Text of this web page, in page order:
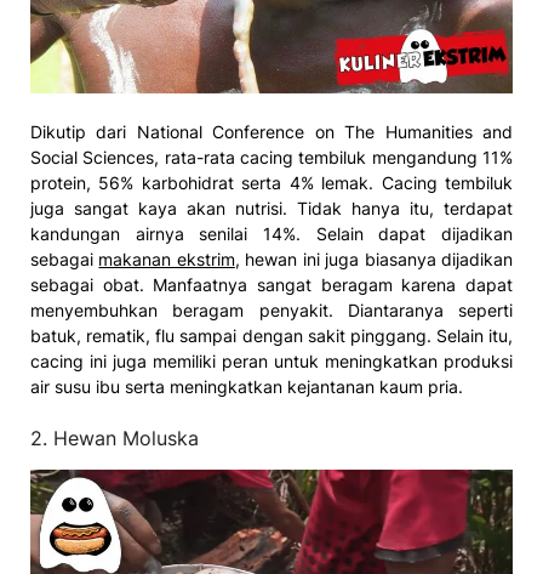
Dikutip dari National Conference on The Humanities and
Social Sciences, rata-rata cacing tembiluk mengandung 11%
protein, 56% karbohidrat serta 4% lemak. Cacing tembiluk
juga sangat kaya akan nutrisi. Tidak hanya itu, terdapat
kandungan airnya senilai 14%. Selain dapat dijadikan
sebagai makanan ekstrim, hewan ini juga biasanya dijadikan
sebagai obat. Manfaatnya sangat beragam karena dapat
menyembuhkan beragam penyakit. Diantaranya seperti
batuk, rematik, flu sampai dengan sakit pinggang. Selain itu,
cacing ini juga memiliki peran untuk meningkatkan produksi
air susu ibu serta meningkatkan kejantanan kaum pria.
2. Hewan Moluska